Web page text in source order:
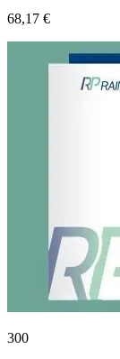
68,17 €
300